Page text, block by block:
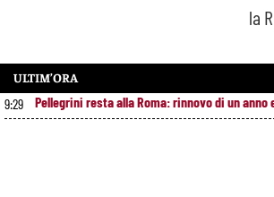
la
ULTIM’ORA
9:29 Pellegrini resta alla Roma: rinnovo di un anno